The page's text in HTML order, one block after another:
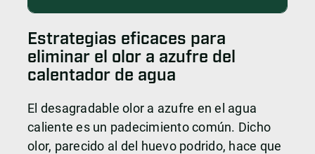
Estrategias eficaces para
eliminar el olor a azufre del
calentador de agua
El desagradable olor a azufre en el agua
caliente es un padecimiento común. Dicho
olor, parecido al del huevo podrido, hace que